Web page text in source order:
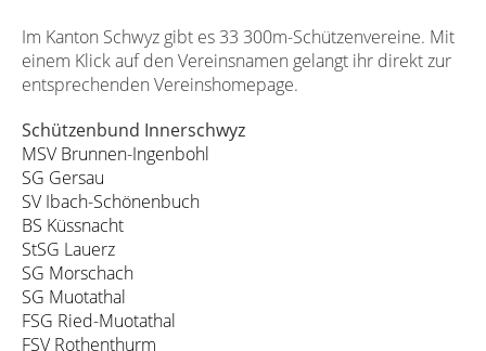
Im Kanton Schwyz gibt es 33 300m-Schützenvereine. Mit
einem Klick auf den Vereinsnamen gelangt ihr direkt zur
entsprechenden Vereinshomepage.
Schützenbund Innerschwyz
MSV Brunnen-Ingenbohl
SG Gersau
SV Ibach-Schönenbuch
BS Küssnacht
StSG Lauerz
SG Morschach
SG Muotathal
FSG Ried-Muotathal
FSV Rothenthurm